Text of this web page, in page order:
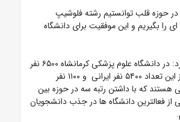
در حوزه قلب توانستیم رشته فلوشیپ
ای را بگیریم و این موفقیت برای دانشگاه
دکتر وزیری بیان کرد: در دانشگاه علوم پزشکی کرمانشاه ۶۵۰۰ نفر
دانشجو داریم که از این تعداد ۵۴۰۰ نفر ایرانی و ۱۱۰۰ نفر
هستند که با داشتن رتبه سه در حوزه بین
از فعالترین دانشگاه ها در جذب دانشجویان